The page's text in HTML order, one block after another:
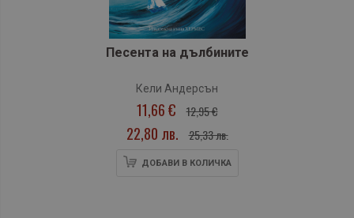
Песента на дълбините
Кели Андерсън
11,66 € 12,95 €
22,80 лв. 25,33 лв.
ДОБАВИ В КОЛИЧКА